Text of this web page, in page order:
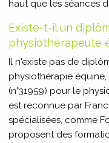
haut que les séances
Existe-t-il un
physiothérapeute
Il n'existe pas de
physiothérapie
(n°31959) pour le
est reconnue par
spécialisées, comme
proposent des